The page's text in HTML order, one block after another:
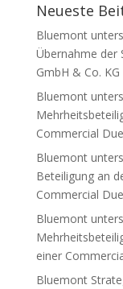
Neueste
Bluemont
Übernahme der
GmbH & Co.
Bluemont
Commercial
Bluemont
Beteiligung an
Commercial
Bluemont
einer
Bluemont